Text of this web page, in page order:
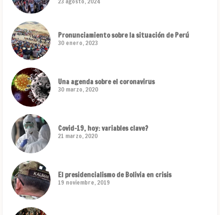
Pronunciamiento sobre la situación de Perú
30 enero, 2023
Una agenda sobre el coronavirus
30 marzo, 2020
Covid-19, hoy: variables clave?
21 marzo, 2020
El presidencialismo de Bolivia en crisis
19 noviembre, 2019